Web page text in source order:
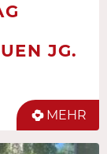
JG.
MEHR